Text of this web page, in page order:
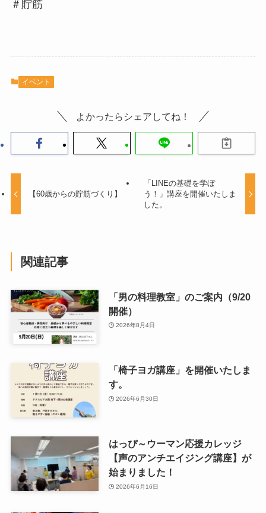
＃貯筋
イベント
よかったらシェアしてね！
【60歳からの貯筋づくり】
「LINEの基礎を学ぼ
う！」講座を開催いたしま
した。
関連記事
「男の料理教室」のご案内（9/20
開催）
2026年8月4日
「椅子ヨガ講座」を開催いたしま
す。
2026年6月30日
はっぴ～ウーマン応援カレッジ
【声のアンチエイジング講座】が
始まりました！
2026年6月16日